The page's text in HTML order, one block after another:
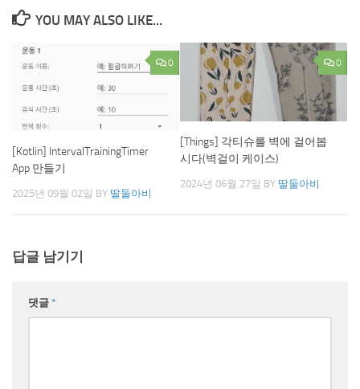
YOU MAY ALSO LIKE...
0
[Kotlin] IntervalTrainingTimer
App 만들기
2025년 09월 02일 BY 딸둘아비
0
[Things] 각티슈를 벽에 걸어봅
시다(벽걸이 케이스)
2024년 06월 27일 BY 딸둘아비
답글 남기기
댓글 *